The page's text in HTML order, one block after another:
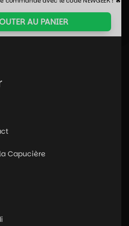
AU PANIER
la Capucière